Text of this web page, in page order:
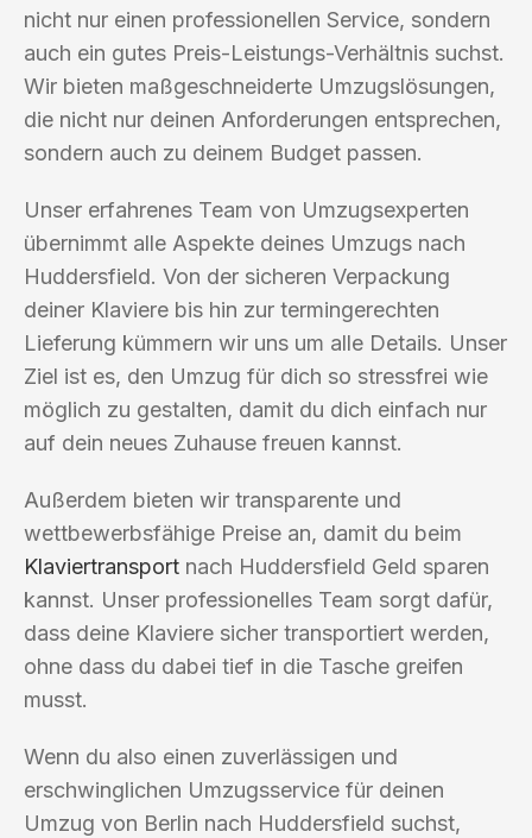
nicht nur einen professionellen Service, sondern
auch ein gutes Preis-Leistungs-Verhältnis suchst.
Wir bieten maßgeschneiderte Umzugslösungen,
die nicht nur deinen Anforderungen entsprechen,
sondern auch zu deinem Budget passen.
Unser erfahrenes Team von Umzugsexperten
übernimmt alle Aspekte deines Umzugs nach
Huddersfield. Von der sicheren Verpackung
deiner Klaviere bis hin zur termingerechten
Lieferung kümmern wir uns um alle Details. Unser
Ziel ist es, den Umzug für dich so stressfrei wie
möglich zu gestalten, damit du dich einfach nur
auf dein neues Zuhause freuen kannst.
Außerdem bieten wir transparente und
wettbewerbsfähige Preise an, damit du beim
Klaviertransport nach Huddersfield Geld sparen
kannst. Unser professionelles Team sorgt dafür,
dass deine Klaviere sicher transportiert werden,
ohne dass du dabei tief in die Tasche greifen
musst.
Wenn du also einen zuverlässigen und
erschwinglichen Umzugsservice für deinen
Umzug von Berlin nach Huddersfield suchst,